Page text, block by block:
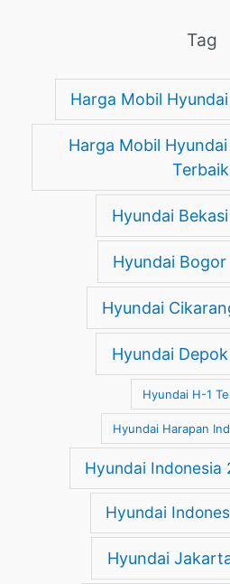
Tag
Harga Mobil
Harga Mobil
Terbaik
Hyundai
Hyundai
Hyundai
Hyundai
Hyundai H-1
Hyundai Harapan
Hyundai Indonesia
Hyundai
Hyundai